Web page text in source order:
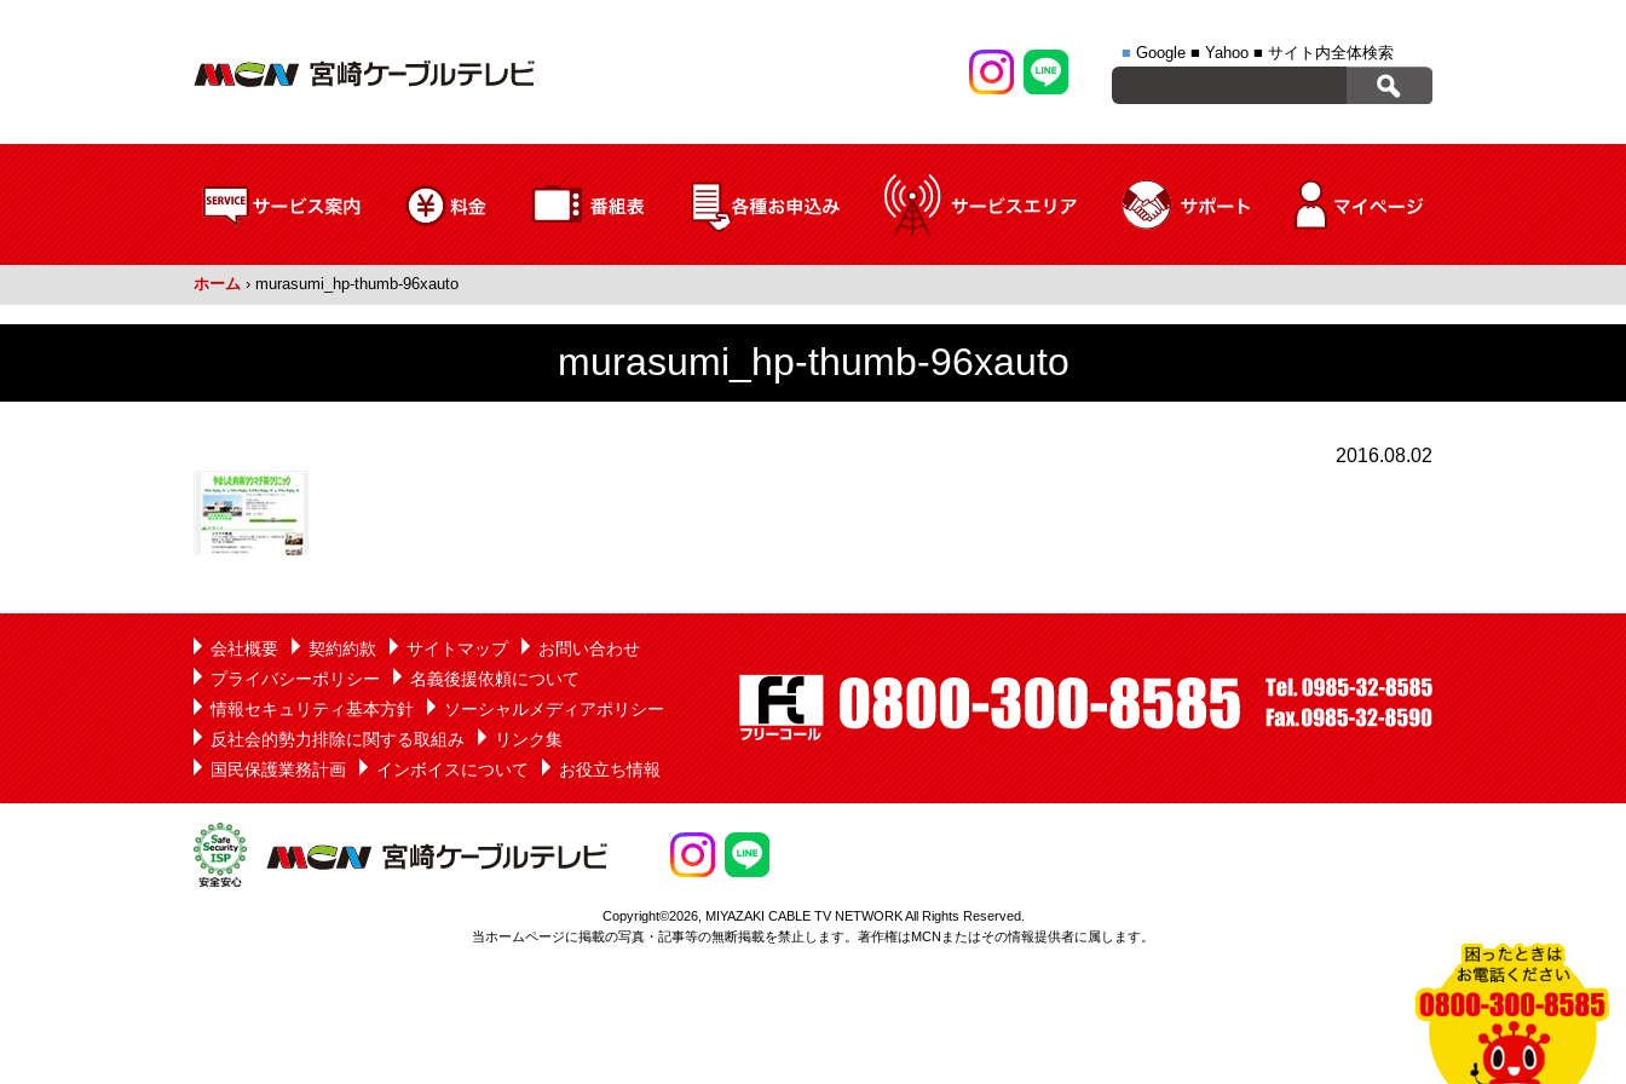
■ Google ■ Yahoo ■ サイト内全体検索
ホーム › murasumi_hp-thumb-96xauto
murasumi_hp-thumb-96xauto
2016.08.02
会社概要 契約約款 サイトマップ
お問い合わせ
プライバシーポリシー
名義後援依頼について
情報セキュリティ基本方針
ソーシャルメディアポリシー
反社会的勢力排除に関する取組み
リンク集
国民保護業務計画
インボイスについて お役立ち情報
Copyright©2026, MIYAZAKI CABLE TV NETWORK All Rights Reserved.
当ホームページに掲載の写真・記事等の無断掲載を禁止します。著作権はMCNまたはその情報提供者に属します。